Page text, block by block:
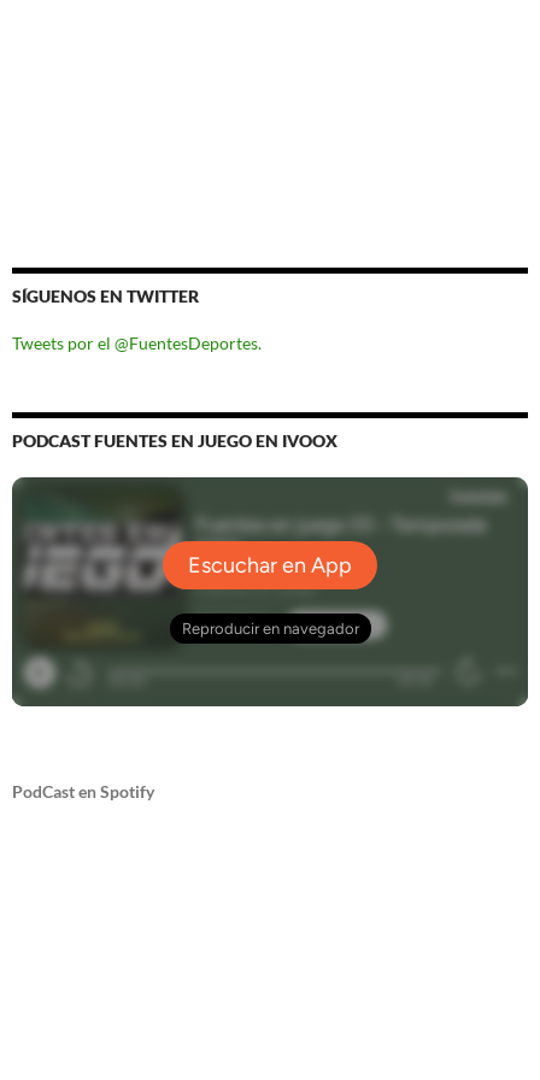
SÍGUENOS EN TWITTER
Tweets por el @FuentesDeportes.
PODCAST FUENTES EN JUEGO EN IVOOX
PodCast en Spotify